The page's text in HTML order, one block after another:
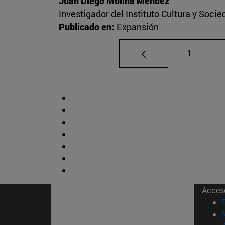
Investigador del Instituto Cultura y
Publicado en: Expansión
Página
1